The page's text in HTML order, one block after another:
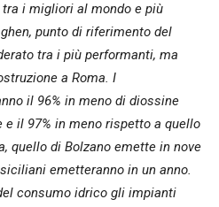
tra i migliori al mondo e più
punto di riferimento del
tra i più performanti, ma
a Roma. I
il 96% in meno di diossine
e il 97% in meno rispetto a quello
quello di Bolzano emette in nove
emetteranno in un anno.
consumo idrico gli impianti